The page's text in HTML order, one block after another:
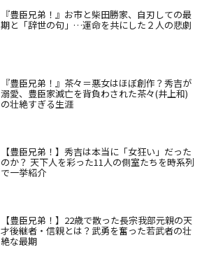
『豊臣兄弟！』お市と柴田勝家、自刃しての最
期と「辞世の句」…運命を共にした２人の悲劇
『豊臣兄弟！』茶々＝悪女はほぼ創作？秀吉が
溺愛、豊臣家滅亡を背負わされた茶々(井上和)
の壮絶すぎる生涯
【豊臣兄弟！】秀吉は本当に「女狂い」だった
のか？ 天下人を彩った11人の側室たちを時系列
で一挙紹介
【豊臣兄弟！】22歳で散った長宗我部元親の天
才後継者・信親とは？武勇を奮った若武者の壮
絶な最期